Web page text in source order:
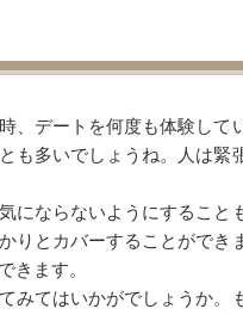
、デートを何度も体験して
も多いでしょうね。人は緊
にならないようにすること
りとカバーすることができ
きます。
みてはいかがでしょうか。